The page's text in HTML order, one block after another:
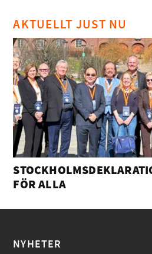
AKTUELLT JUST NU
FÖR ALLA
NYHETER